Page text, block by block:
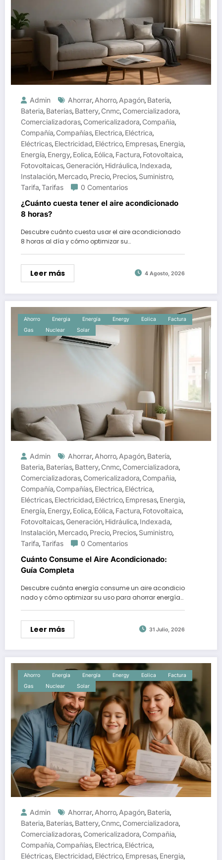
Admin Ahorrar, Ahorro, Apagón, Batería,
Bateria, Baterías, Battery, Cnmc, Comercializadora,
Comercializadoras, Comericalizadora, Compañia,
Compañía, Compañías, Electrica, Eléctrica,
Eléctricas, Electricidad, Eléctrico, Empresas, Energia,
Energía, Energy, Eolica, Eólica, Factura, Fotovoltaica,
Fotovoltaicas, Generación, Hidráulica, Indexada,
Instalación, Mercado, Precio, Precios, Suministro,
Tarifa,Tarifas 0 Comentarios
¿Cuánto cuesta tener el aire acondicionado
8 horas?
Descubre cuánto cuesta usar el aire acondicionado
8 horas al día y cómo optimizar su…
Leer más 4 Agosto, 2026
Ahorro Energia Energía Energy Eolica
Factura
Gas
Nuclear Solar
Admin Ahorrar, Ahorro, Apagón, Batería,
Bateria, Baterías, Battery, Cnmc, Comercializadora,
Comercializadoras, Comericalizadora, Compañia,
Compañía, Compañías, Electrica, Eléctrica,
Eléctricas, Electricidad, Eléctrico, Empresas, Energia,
Energía, Energy, Eolica, Eólica, Factura, Fotovoltaica,
Fotovoltaicas, Generación, Hidráulica, Indexada,
Instalación, Mercado, Precio, Precios, Suministro,
Tarifa,Tarifas 0 Comentarios
Cuánto Consume el Aire Acondicionado:
Guía Completa
Descubre cuánta energía consume un aire acondicio
nado y cómo optimizar su uso para ahorrar energía…
Leer más 31 Julio, 2026
Ahorro Energia Energía Energy Eolica
Factura
Gas
Nuclear Solar
Admin Ahorrar, Ahorro, Apagón, Batería,
Bateria, Baterías, Battery, Cnmc, Comercializadora,
Comercializadoras, Comericalizadora, Compañia,
Compañía, Compañías, Electrica, Eléctrica,
Eléctricas, Electricidad, Eléctrico, Empresas, Energia,